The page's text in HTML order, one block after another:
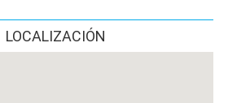
LOCALIZACIÓN